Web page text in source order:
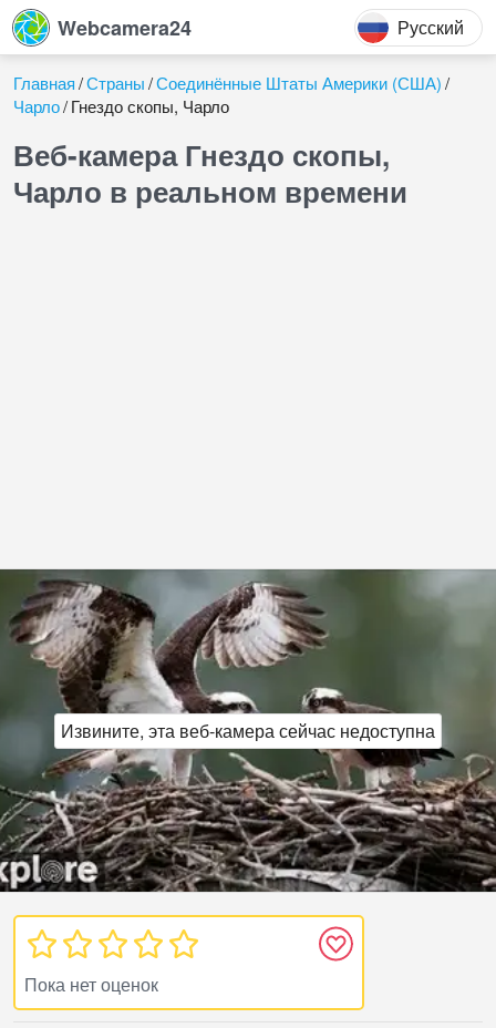
Webcamera24 Русский
Главная Страны Соединённые Штаты Америки (США)
Чарло Гнездо скопы, Чарло
Веб-камера Гнездо скопы,
Чарло в реальном времени
Извините, эта веб‑камера сейчас недоступна
Пока нет оценок